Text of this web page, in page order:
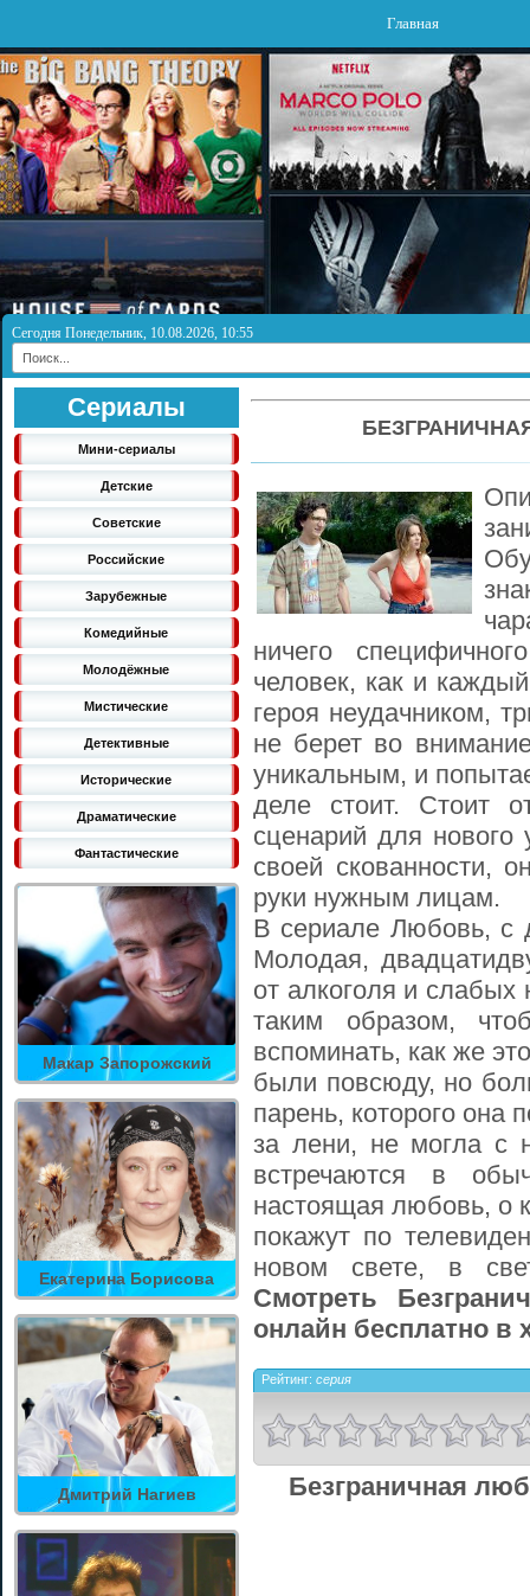
Главная
Сегодня Понедельник, 10.08.2026, 10:55
Сериалы
Мини-сериалы
Детские
Советские
Российские
Зарубежные
Комедийные
Молодёжные
Мистические
Детективные
Исторические
Драматические
Фантастические
Макар Запорожский
Екатерина Борисова
Дмитрий Нагиев
ничего
человек, как и
героя неудачником,
не берет во
уникальным, и
деле стоит. Стоит
сценарий для нового
своей скованности,
руки нужным лицам.
В сериале Любовь, с
Молодая,
от алкоголя и слабых
таким образом,
вспоминать, как же
были повсюду, но
парень, которого она
за лени, не могла с
встречаются в
настоящая любовь, о
покажут по
новом свете, в
Смотреть
онлайн бесплатно в
Рейтинг: серия
Безграничная